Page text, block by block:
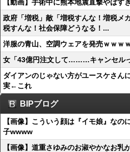
【動画】手術中に熊本地震直撃やばす
政府「増税」敵「増税すんな！増税メ
税すんな！社会保障どうなる！...
洋服の青山、空調ウェアを発売ｗｗｗ
女「43億円注文して………キャンセル
ダイアンのじゃない方がユースケさん
実←これ
BIPブログ
【画像】こういう顔は『イモ娘』なの
子wwww
【画像】道重さゆみのお淑やかなお